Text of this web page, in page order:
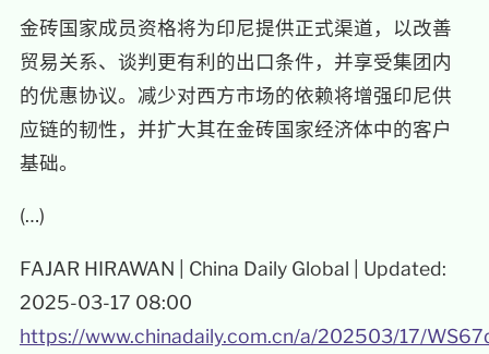
金砖国家成员资格将为印尼提供正式渠道，以改善
贸易关系、谈判更有利的出口条件，并享受集团内
的优惠协议。减少对西方市场的依赖将增强印尼供
应链的韧性，并扩大其在金砖国家经济体中的客户
基础。
(…)
FAJAR HIRAWAN | China Daily Global | Updated:
2025-03-17 08:00
https://www.chinadaily.com.cn/a/202503/17/